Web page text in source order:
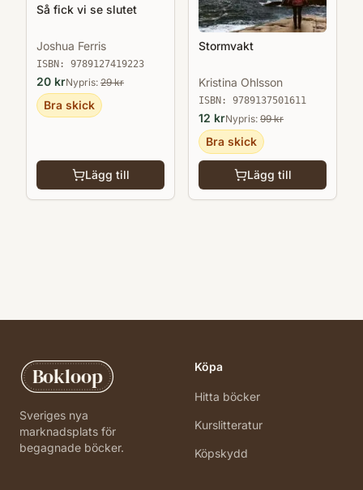
Så fick vi se slutet
Joshua Ferris
ISBN: 9789127419223
20 krNypris: 29kr
Bra skick
Lägg till
Stormvakt
Kristina Ohlsson
ISBN: 9789137501611
12 krNypris: 99kr
Bra skick
Lägg till
Bokloop
Sveriges nya
marknadsplats för
begagnade böcker.
Köpa
Hitta böcker
Kurslitteratur
Köpskydd